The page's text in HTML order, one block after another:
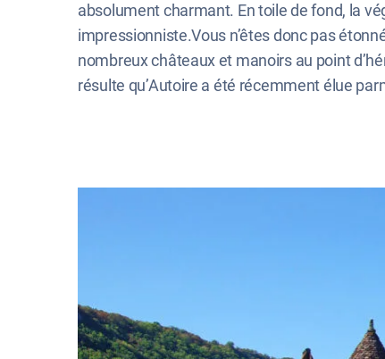
absolument charmant. En toile de fond, la
impressionniste.Vous n’êtes donc pas
nombreux châteaux et manoirs au point
résulte qu’Autoire a été récemment élue